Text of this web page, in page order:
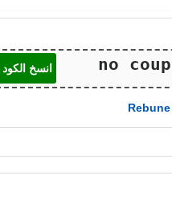
انسخ الكود